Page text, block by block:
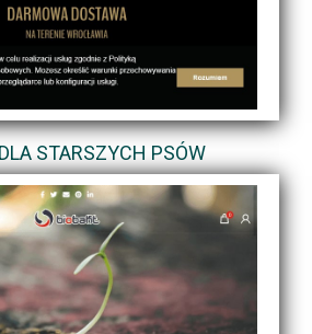
STARSZYCH PSÓW